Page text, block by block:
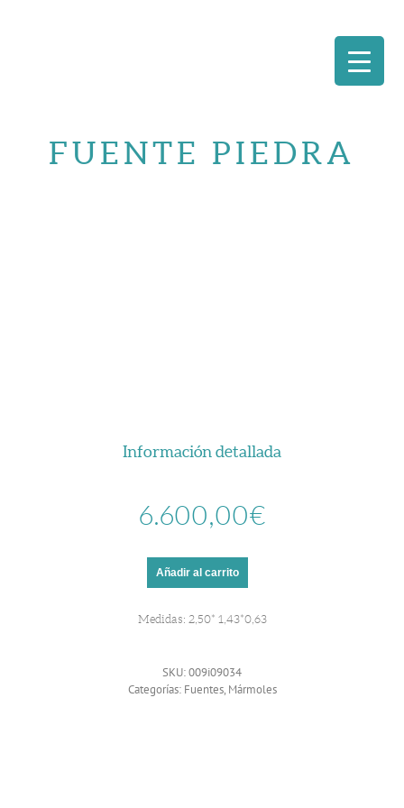
FUENTE PIEDRA
Información detallada
6.600,00€
Añadir al carrito
Medidas: 2,50* 1,43*0,63
SKU:009i09034
Categorías: Fuentes, Mármoles